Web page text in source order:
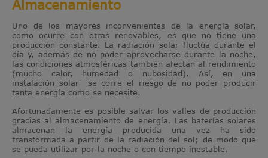
Almacenamiento
Uno de los mayores inconvenientes de la energía solar,
como ocurre con otras renovables, es que no tiene una
producción constante. La radiación solar fluctúa durante el
día y, además de no poder aprovecharse durante la noche,
las condiciones atmosféricas también afectan al rendimiento
(mucho calor, humedad o nubosidad). Así, en una
instalación solar se corre el riesgo de no poder producir
tanta energía como se necesite.
Afortunadamente es posible salvar los valles de producción
gracias al almacenamiento de energía. Las baterías solares
almacenan la energía producida una vez ha sido
transformada a partir de la radiación del sol; de modo que
se pueda utilizar por la noche o con tiempo inestable.